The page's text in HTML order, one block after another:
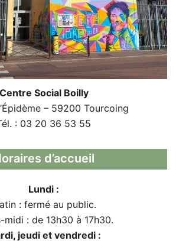
Centre Social Boilly
– 59200 Tourcoing
: 03 20 36 53 55
d’accueil
Lundi :
: fermé au public.
midi : de 13h30 à 17h30.
jeudi et vendredi :